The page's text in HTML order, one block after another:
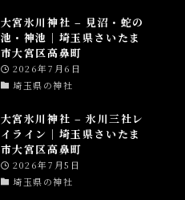
大宮氷川神社 – 見沼・蛇の
池・神池│埼玉県さいたま
市大宮区高鼻町
2026年7月6日
埼玉県の神社
大宮氷川神社 – 氷川三社レ
イライン│埼玉県さいたま
市大宮区高鼻町
2026年7月5日
埼玉県の神社